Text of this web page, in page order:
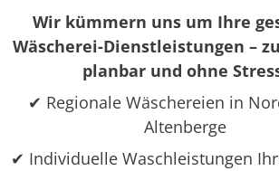
Wir kümmern uns um Ihre
Wäscherei-Dienstleistungen –
planbar und ohne
✔ Regionale Wäschereien in
Altenberge
✔ Individuelle Waschleistungen